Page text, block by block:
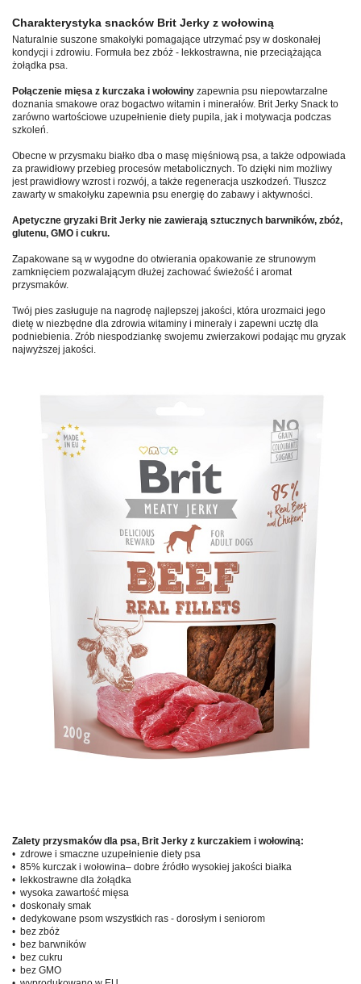
Charakterystyka snacków Brit Jerky z wołowiną
Naturalnie suszone smakołyki pomagające utrzymać psy w doskonałej
kondycji i zdrowiu. Formuła bez zbóż - lekkostrawna, nie przeciążająca
żołądka psa.
Połączenie mięsa z kurczaka i wołowiny zapewnia psu niepowtarzalne
doznania smakowe oraz bogactwo witamin i minerałów. Brit Jerky Snack to
zarówno wartościowe uzupełnienie diety pupila, jak i motywacja podczas
szkoleń.
Obecne w przysmaku białko dba o masę mięśniową psa, a także odpowiada
za prawidłowy przebieg procesów metabolicznych. To dzięki nim możliwy
jest prawidłowy wzrost i rozwój, a także regeneracja uszkodzeń. Tłuszcz
zawarty w smakołyku zapewnia psu energię do zabawy i aktywności.
Apetyczne gryzaki Brit Jerky nie zawierają sztucznych barwników, zbóż,
glutenu, GMO i cukru.
Zapakowane są w wygodne do otwierania opakowanie ze strunowym
zamknięciem pozwalającym dłużej zachować świeżość i aromat
przysmaków.
Twój pies zasługuje na nagrodę najlepszej jakości, która urozmaici jego
dietę w niezbędne dla zdrowia witaminy i minerały i zapewni ucztę dla
podniebienia. Zrób niespodziankę swojemu zwierzakowi podając mu gryzak
najwyższej jakości.
Zalety przysmaków dla psa, Brit Jerky z kurczakiem i wołowiną:
• zdrowe i smaczne uzupełnienie diety psa
• 85% kurczak i wołowina– dobre źródło wysokiej jakości białka
• lekkostrawne dla żołądka
• wysoka zawartość mięsa
• doskonały smak
• dedykowane psom wszystkich ras - dorosłym i seniorom
• bez zbóż
• bez barwników
• bez cukru
• bez GMO